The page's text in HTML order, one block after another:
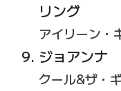
リング
アイリーン・
ジョアンナ
クール&ザ・